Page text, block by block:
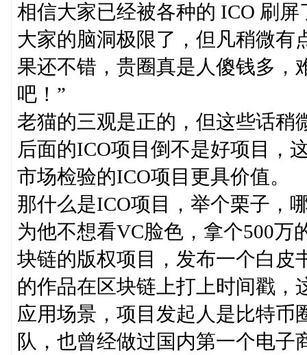
相信大家已经被各种的 ICO 刷
大家的脑洞极限了，但凡稍微有
果还不错，贵圈真是人傻钱多，
吧！”
老猫的三观是正的，但这些话稍
后面的ICO项目倒不是好项目，
市场检验的ICO项目更具价值。
那什么是ICO项目，举个栗子，
为他不想看VC脸色，拿个500万
块链的版权项目，发布一个白皮
的作品在区块链上打上时间戳，
应用场景，项目发起人是比特币
队，也曾经做过国内第一个电